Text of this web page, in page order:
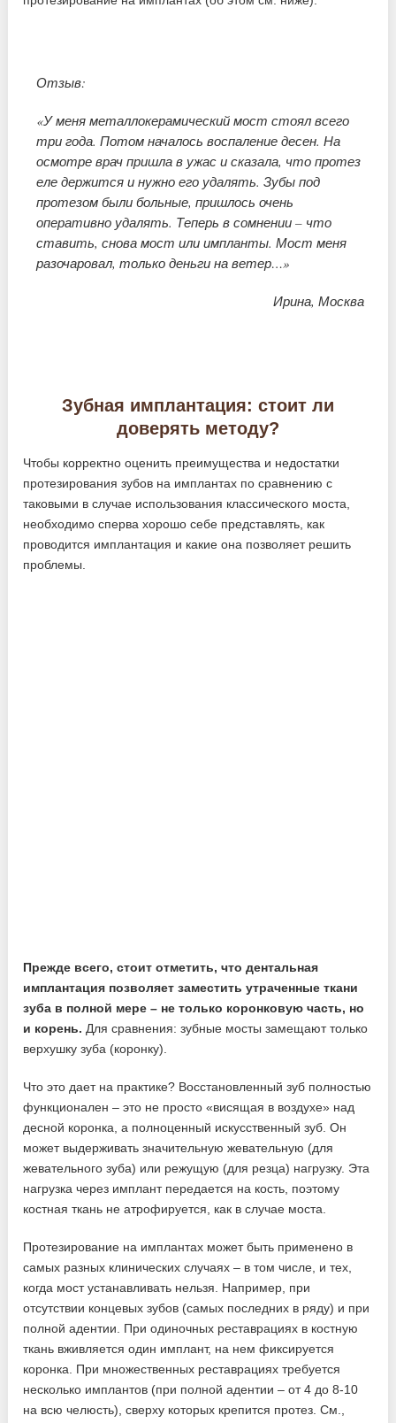
Отзыв:
«У меня металлокерамический мост стоял всего
три года. Потом началось воспаление десен. На
осмотре врач пришла в ужас и сказала, что протез
еле держится и нужно его удалять. Зубы под
протезом были больные, пришлось очень
оперативно удалять. Теперь в сомнении – что
ставить, снова мост или импланты. Мост меня
разочаровал, только деньги на ветер…»
Ирина, Москва
Зубная имплантация: стоит ли
доверять методу?
Чтобы корректно оценить преимущества и недостатки
протезирования зубов на имплантах по сравнению с
таковыми в случае использования классического моста,
необходимо сперва хорошо себе представлять, как
проводится имплантация и какие она позволяет решить
проблемы.
Прежде всего, стоит отметить, что дентальная
имплантация позволяет заместить утраченные ткани
зуба в полной мере – не только коронковую часть, но
и корень. Для сравнения: зубные мосты замещают только
верхушку зуба (коронку).
Что это дает на практике? Восстановленный зуб полностью
функционален – это не просто «висящая в воздухе» над
десной коронка, а полноценный искусственный зуб. Он
может выдерживать значительную жевательную (для
жевательного зуба) или режущую (для резца) нагрузку. Эта
нагрузка через имплант передается на кость, поэтому
костная ткань не атрофируется, как в случае моста.
Протезирование на имплантах может быть применено в
самых разных клинических случаях – в том числе, и тех,
когда мост устанавливать нельзя. Например, при
отсутствии концевых зубов (самых последних в ряду) и при
полной адентии. При одиночных реставрациях в костную
ткань вживляется один имплант, на нем фиксируется
коронка. При множественных реставрациях требуется
несколько имплантов (при полной адентии – от 4 до 8-10
на всю челюсть), сверху которых крепится протез. См.,